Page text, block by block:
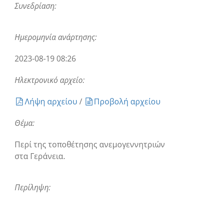
Συνεδρίαση:
Ημερομηνία ανάρτησης:
2023-08-19 08:26
Ηλεκτρονικό αρχείο:
Λήψη αρχείου /
Προβολή αρχείου
Θέμα:
Περί της τοποθέτησης ανεμογεννητριών
στα Γεράνεια.
Περίληψη: